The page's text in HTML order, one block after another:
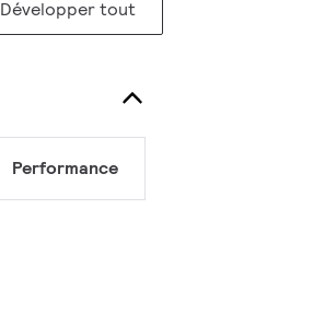
Développer tout
Performance